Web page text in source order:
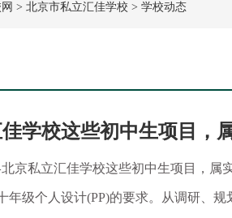
> 北京市私立汇佳学校 > 学校动态
学校这些初中生项目，
北京私立汇佳学校这些初中生项目，属
年级个人设计(PP)的要求。从调研、